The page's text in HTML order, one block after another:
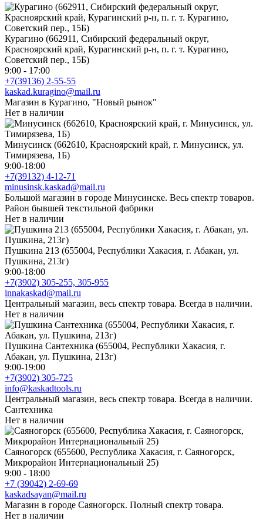
Курагино (662911, Сибирский федеральный округ,
Красноярский край, Курагинский р-н, п. г. т. Курагино,
Советский пер., 15Б)
9:00 - 17:00
+7(39136) 2-55-55
kaskad.kuragino@mail.ru
Магазин в Курагино, "Новый рынок"
Нет в наличии
Минусинск (662610, Красноярский край, г. Минусинск, ул.
Тимирязева, 1Б)
9:00-18:00
+7(39132) 4-12-71
minusinsk.kaskad@mail.ru
Большой магазин в городе Минусинске. Весь спектр товаров.
Район бывшей текстильной фабрики
Нет в наличии
Пушкина 213 (655004, Республики Хакасия, г. Абакан, ул.
Пушкина, 213г)
9:00-18:00
+7(3902) 305-255, 305-955
innakaskad@mail.ru
Центральный магазин, весь спектр товара. Всегда в наличии.
Нет в наличии
Пушкина Сантехника (655004, Республики Хакасия, г.
Абакан, ул. Пушкина, 213г)
9:00-19:00
+7(3902) 305-725
info@kaskadtools.ru
Центральный магазин, весь спектр товара. Всегда в наличии.
Сантехника
Нет в наличии
Саяногорск (655600, Республика Хакасия, г. Саяногорск,
Микрорайон Интернациональный 25)
9:00 - 18:00
+7 (39042) 2-69-69
kaskadsayan@mail.ru
Магазин в городе Саяногорск. Полный спектр товара.
Нет в наличии